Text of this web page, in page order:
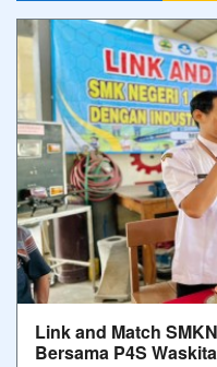
Link and Match
Bersama P4S